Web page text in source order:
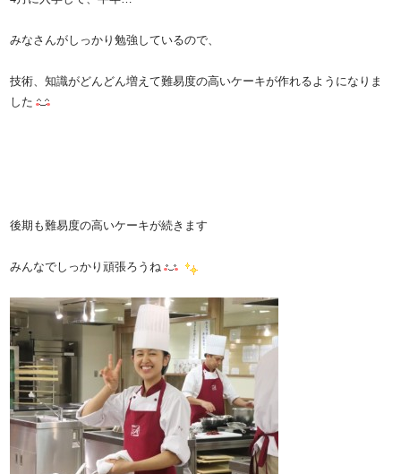
みなさんがしっかり勉強しているので、
技術、知識がどんどん増えて難易度の高いケーキが作れるようになりま
した
後期も難易度の高いケーキが続きます
みんなでしっかり頑張ろうね